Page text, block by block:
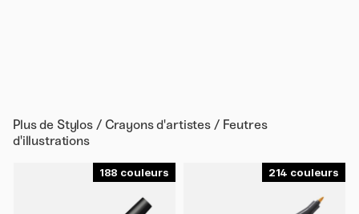
Plus de Stylos / Crayons d'artistes / Feutres
d'illustrations
188 214